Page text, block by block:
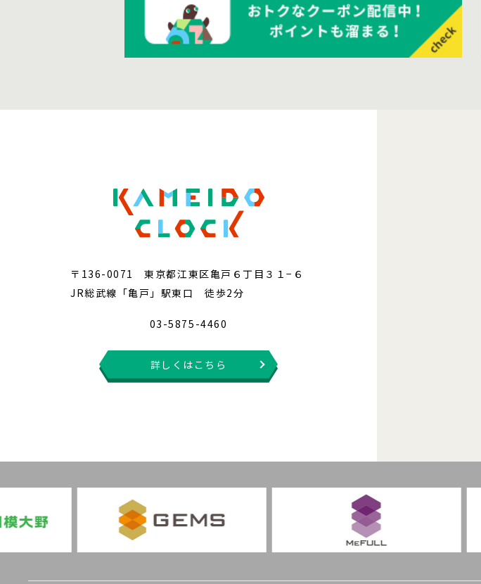
〒136-0071 東京都江東区亀戸６丁目３１−６
JR総武線「亀戸」駅東口 徒歩2分
03-5875-4460
詳しくはこちら